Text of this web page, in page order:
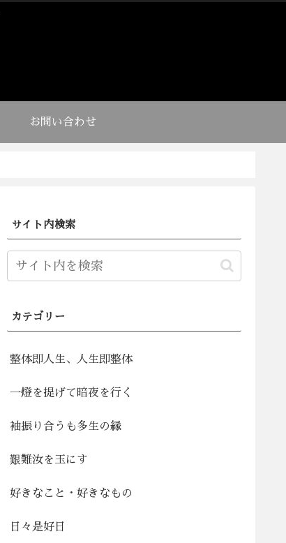
お問い合わせ
サイト内検索
カテゴリー
整体即人生、人生即整体
一燈を提げて暗夜を行く
袖振り合うも多生の縁
艱難汝を玉にす
好きなこと・好きなもの
日々是好日